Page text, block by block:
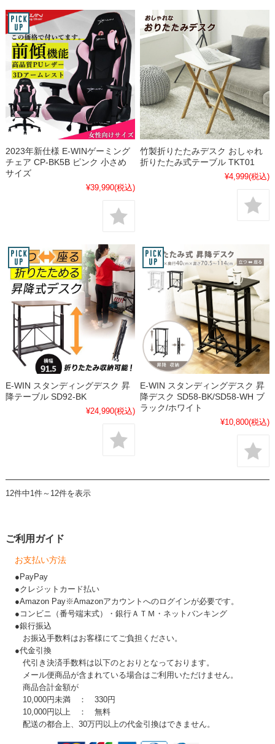
2023年新仕様 E-WINゲーミング
チェア CP-BK5B ピンク 小さめ
サイズ
¥39,990(税込)
竹製折りたたみデスク おしゃれ
折りたたみ式テーブル TKT01
¥4,999(税込)
E-WIN スタンディングデスク 昇
降テーブル SD92-BK
¥24,990(税込)
E-WIN スタンディングデスク 昇
降デスク SD58-BK/SD58-WH ブ
ラック/ホワイト
¥10,800(税込)
12件中1件～12件を表示
ご利用ガイド
お支払い方法
●PayPay
●クレジットカード払い
●Amazon Pay※Amazonアカウントへのログインが必要です。
●コンビニ（番号端末式）・銀行ＡＴＭ・ネットバンキング
●銀行振込
お振込手数料はお客様にてご負担ください。
●代金引換
代引き決済手数料は以下のとおりとなっております。
メール便商品が含まれている場合はご利用いただけません。
商品合計金額が
10,000円未満 ： 330円
10,000円以上 ： 無料
配送の都合上、30万円以上の代金引換はできません。